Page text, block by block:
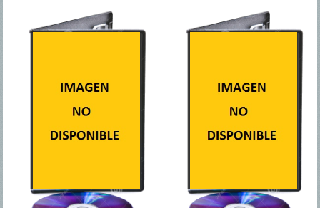
En el siglo XXIII, el mayor
Mitch Hunter (Jane) lidera
ejército de necromutantes
que habitan en el mundo
subterráneo.
Miniserie Online. 5
ha iniciado la colonización
del espacio, pero a su vez,
el planeta está siendo
invadido por una raza